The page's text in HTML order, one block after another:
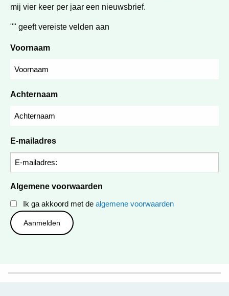
mij vier keer per jaar een nieuwsbrief.
"" geeft vereiste velden aan
Voornaam
Achternaam
E-mailadres
Algemene voorwaarden
Ik ga akkoord met de algemene voorwaarden